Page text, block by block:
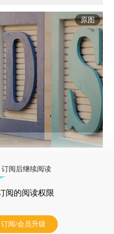
原图
订阅后继续阅读
阅的阅读权限
订阅/会员升级